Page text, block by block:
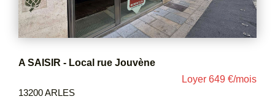
A SAISIR - Local rue Jouvène
Loyer 649 €/mois
13200 ARLES